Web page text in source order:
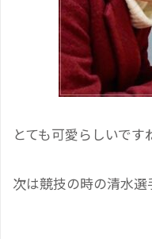
とても可愛らしいです
次は競技の時の清水選